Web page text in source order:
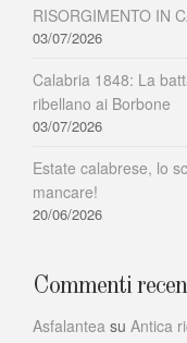
RISORGIMENTO IN
03/07/2026
Calabria 1848: La
ribellano ai Borbone
03/07/2026
Estate calabrese, lo
mancare!
20/06/2026
Commenti
Asfalantea su Antica